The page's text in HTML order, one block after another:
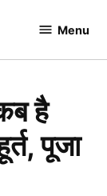
Menu
है
पूजा